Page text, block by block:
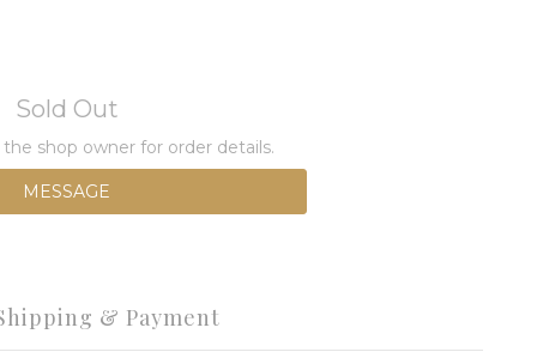
Sold Out
shop owner for order details.
MESSAGE
& Payment